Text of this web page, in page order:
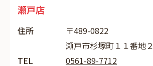
瀬戸店
住所
〒489-0822
瀬戸市杉塚町１１番地２
TEL
0561-89-7712